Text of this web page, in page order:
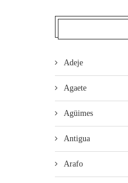
Adeje
Agaete
Agüimes
Antigua
Arafo